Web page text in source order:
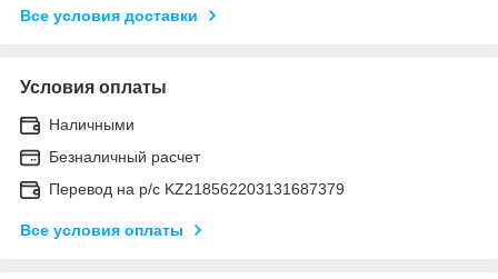
Все условия доставки
Условия оплаты
Наличными
Безналичный расчет
Перевод на р/с KZ218562203131687379
Все условия оплаты